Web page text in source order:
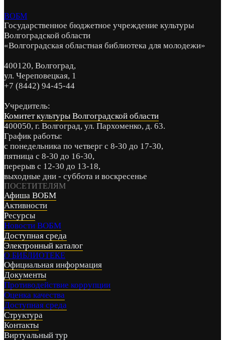
ВОБМ
Государственное бюджетное учреждение культуры
Волгоградской области
«Волгоградская областная библиотека для молодежи»
400120, Волгоград,
ул. Череповецкая, 1
+7 (8442) 94-45-44
Учредитель:
Комитет культуры Волгоградской области
400050, г. Волгоград, ул. Пархоменко, д. 63.
График работы:
с понедельника по четверг с 8-30 до 17-30,
пятница с 8-30 до 16-30,
перерыв с 12-30 до 13-18,
выходные дни - суббота и воскресенье
ПОСЕТИТЕЛЯМ
Афиша ВОБМ
Активности
Ресурсы
Новости ВОБМ
Доступная среда
Электронный каталог
О БИБЛИОТЕКЕ
Официальная информация
Документы
Противодействие коррупции
Оценка качества
Доступная среда
Структура
Контакты
Виртуальный тур